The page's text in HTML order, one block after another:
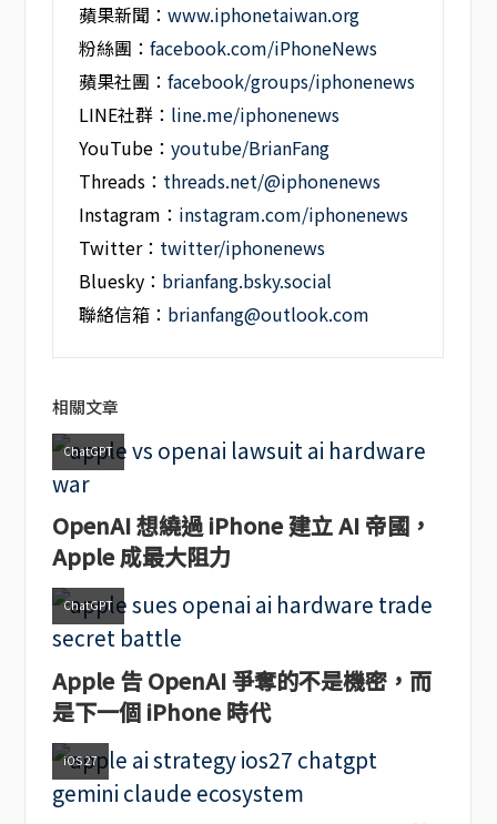
蘋果新聞：www.iphonetaiwan.org
粉絲團：facebook.com/iPhoneNews
蘋果社團：facebook/groups/iphonenews
LINE社群： line.me/iphonenews
YouTube：youtube/BrianFang
Threads： threads.net/@iphonenews
Instagram： instagram.com/iphonenews
Twitter： twitter/iphonenews
Bluesky： brianfang.bsky.social
聯絡信箱： brianfang@outlook.com
相關文章
ChatGPT
OpenAI 想繞過 iPhone 建立 AI 帝國，
Apple 成最大阻力
ChatGPT
Apple 告 OpenAI 爭奪的不是機密，而
是下一個 iPhone 時代
iOS 27